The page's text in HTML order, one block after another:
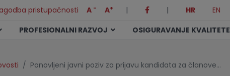
pristupačnosti A - A+ | | HR EN
PROFESIONALNI RAZVOJ OSIGURAVANJE KVALITETE
Ponovljeni javni poziv za prijavu kandidata za članove…